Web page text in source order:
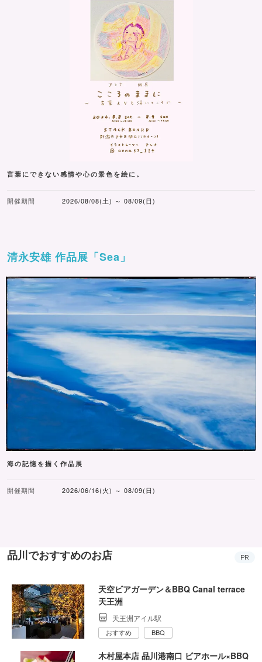
言葉にできない感情や心の景色を絵に。
開催期間 2026/08/08(土) ～ 08/09(日)
清永安雄 作品展「Sea」
海の記憶を描く作品展
開催期間 2026/06/16(火) ～ 08/09(日)
品川でおすすめのお店 PR
天空ビアガーデン＆BBQ Canal terrace
天王洲
天王洲アイル駅
おすすめ BBQ
木村屋本店 品川港南口 ビアホール×BBQ